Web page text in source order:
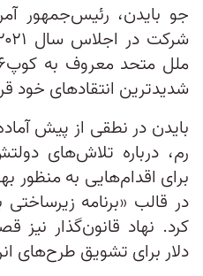
جو بایدن، رئیس‌جمهور
شدیدترین انتقادهای خود
رم، درباره تلاش‌های
برای اقدام‌هایی به منظور
در قالب «برنامه
دلار برای تشویق طرح‌های